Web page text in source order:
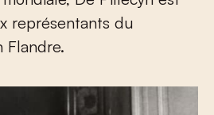
représentants du
Flandre.